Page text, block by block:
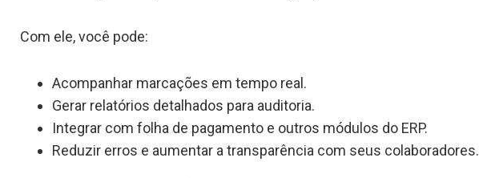
Com ele, você pode:
Acompanhar marcações em tempo real.
Gerar relatórios detalhados para auditoria.
Integrar com folha de pagamento e outros módulos do ERP.
Reduzir erros e aumentar a transparência com seus colaboradores.